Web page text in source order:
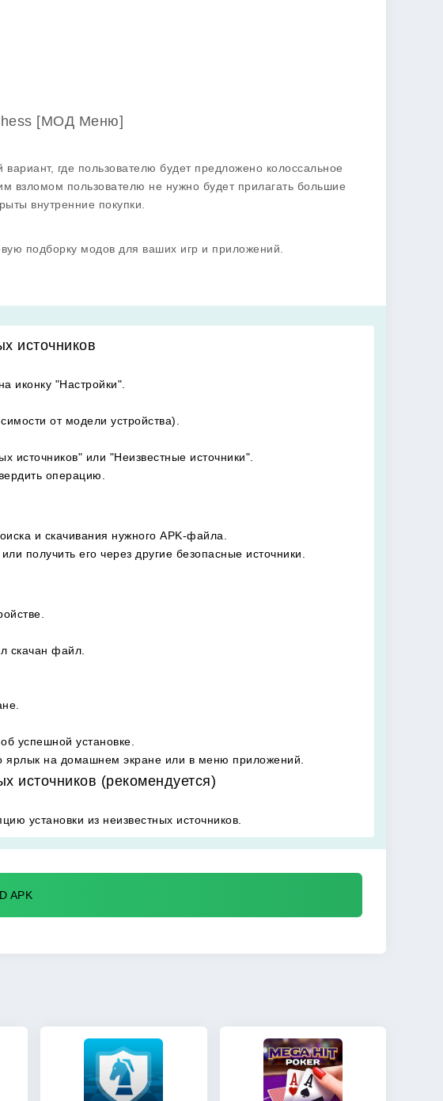
[МОД Меню]
где пользователю будет предложено колоссальное
взломом пользователю не нужно будет прилагать большие
внутренние покупки.
подборку модов для ваших игр и приложений.
источников
иконку "Настройки".
от модели устройства).
источников" или "Неизвестные источники".
операцию.
и скачивания нужного APK-файла.
получить его через другие безопасные источники.
скачан файл.
успешной установке.
ярлык на домашнем экране или в меню приложений.
источников (рекомендуется)
установки из неизвестных источников.
APK